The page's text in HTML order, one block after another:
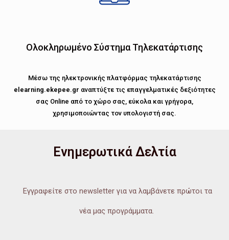
Ολοκληρωμένο Σύστημα Τηλεκατάρτισης
Μέσω της ηλεκτρονικής πλατφόρμας τηλεκατάρτισης
elearning.ekepee.gr αναπτύξτε τις επαγγελματικές δεξιότητες
σας Online από το χώρο σας, εύκολα και γρήγορα,
χρησιμοποιώντας τον υπολογιστή σας.
Ενημερωτικά Δελτία
Εγγραφείτε στο newsletter για να λαμβάνετε πρώτοι τα
νέα μας προγράμματα.